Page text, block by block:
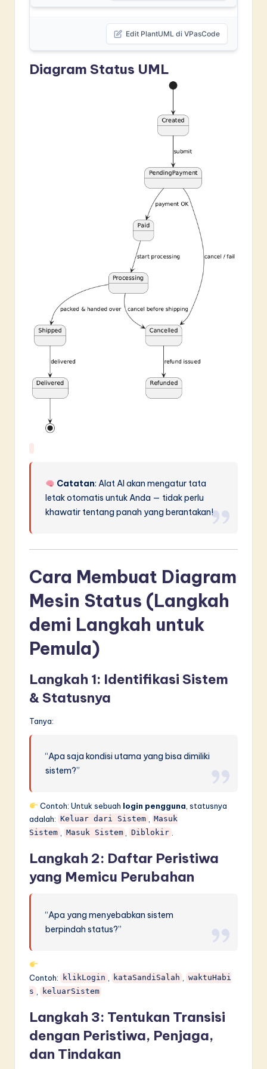
Edit PlantUML di VPasCode
Diagram Status UML
Catatan: Alat AI akan mengatur tata
letak otomatis untuk Anda — tidak perlu
khawatir tentang panah yang berantakan!
Cara Membuat Diagram
Mesin Status (Langkah
demi Langkah untuk
Pemula)
Langkah 1: Identifikasi Sistem
& Statusnya
Tanya:
“Apa saja kondisi utama yang bisa dimiliki
sistem?”
Contoh: Untuk sebuah login pengguna , statusnya
adalah: Keluar dari Sistem
Masuk
Sistem
Masuk Sistem Diblokir
Langkah 2: Daftar Peristiwa
yang Memicu Perubahan
“Apa yang menyebabkan sistem
berpindah status?”
Contoh: klikLogin kataSandiSalah
waktuHabi
s
keluarSistem
Langkah 3: Tentukan Transisi
dengan Peristiwa, Penjaga,
dan Tindakan